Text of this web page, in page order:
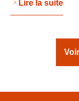
Lire la suite